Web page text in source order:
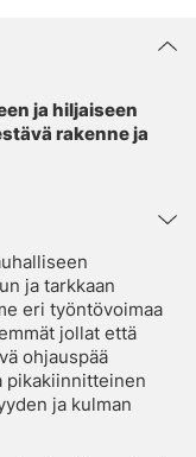
ja hiljaiseen
rakenne ja
ja tarkkaan
eri työntövoimaa
jollat että
ohjauspää
pikakiinnitteinen
ja kulman